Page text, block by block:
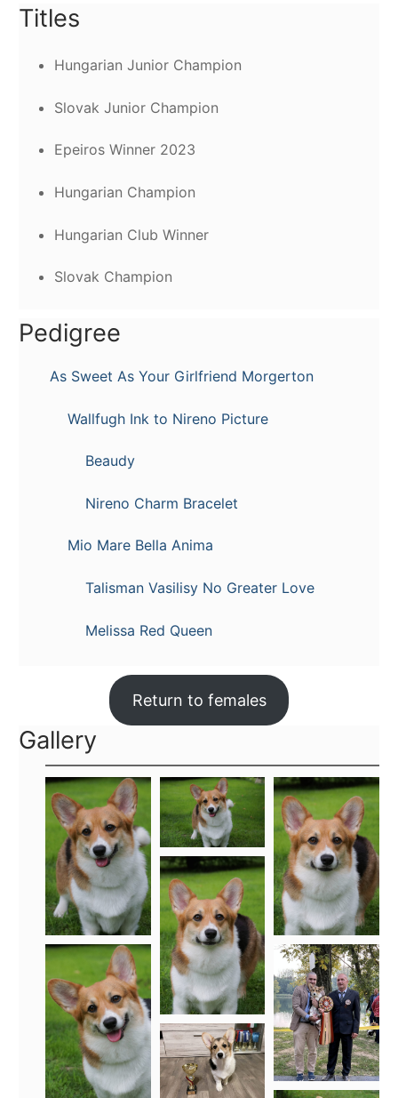
Titles
Hungarian Junior Champion
Slovak Junior Champion
Epeiros Winner 2023
Hungarian Champion
Hungarian Club Winner
Slovak Champion
Pedigree
As Sweet As Your Girlfriend Morgerton
Wallfugh Ink to Nireno Picture
Beaudy
Nireno Charm Bracelet
Mio Mare Bella Anima
Talisman Vasilisy No Greater Love
Melissa Red Queen
Return to females
Gallery